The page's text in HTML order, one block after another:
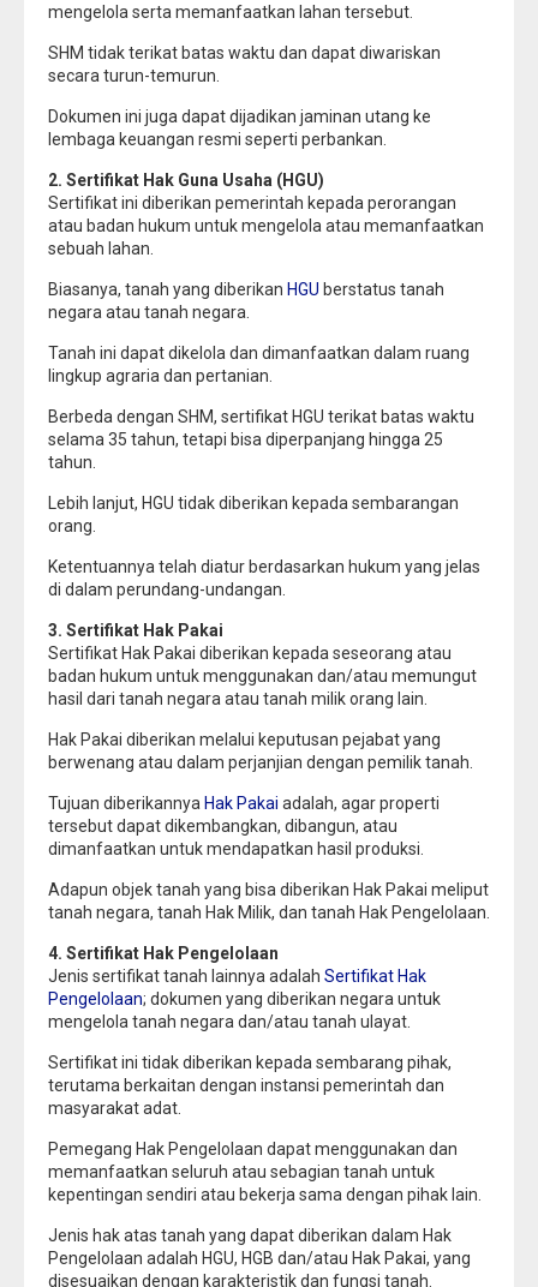
mengelola serta memanfaatkan lahan tersebut.
SHM tidak terikat batas waktu dan dapat diwariskan
secara turun-temurun.
Dokumen ini juga dapat dijadikan jaminan utang ke
lembaga keuangan resmi seperti perbankan.
2. Sertifikat Hak Guna Usaha (HGU)
Sertifikat ini diberikan pemerintah kepada perorangan
atau badan hukum untuk mengelola atau memanfaatkan
sebuah lahan.
Biasanya, tanah yang diberikan HGU berstatus tanah
negara atau tanah negara.
Tanah ini dapat dikelola dan dimanfaatkan dalam ruang
lingkup agraria dan pertanian.
Berbeda dengan SHM, sertifikat HGU terikat batas waktu
selama 35 tahun, tetapi bisa diperpanjang hingga 25
tahun.
Lebih lanjut, HGU tidak diberikan kepada sembarangan
orang.
Ketentuannya telah diatur berdasarkan hukum yang jelas
di dalam perundang-undangan.
3. Sertifikat Hak Pakai
Sertifikat Hak Pakai diberikan kepada seseorang atau
badan hukum untuk menggunakan dan/atau memungut
hasil dari tanah negara atau tanah milik orang lain.
Hak Pakai diberikan melalui keputusan pejabat yang
berwenang atau dalam perjanjian dengan pemilik tanah.
Tujuan diberikannya Hak Pakai adalah, agar properti
tersebut dapat dikembangkan, dibangun, atau
dimanfaatkan untuk mendapatkan hasil produksi.
Adapun objek tanah yang bisa diberikan Hak Pakai meliput
tanah negara, tanah Hak Milik, dan tanah Hak Pengelolaan.
4. Sertifikat Hak Pengelolaan
Jenis sertifikat tanah lainnya adalah Sertifikat Hak
Pengelolaan; dokumen yang diberikan negara untuk
mengelola tanah negara dan/atau tanah ulayat.
Sertifikat ini tidak diberikan kepada sembarang pihak,
terutama berkaitan dengan instansi pemerintah dan
masyarakat adat.
Pemegang Hak Pengelolaan dapat menggunakan dan
memanfaatkan seluruh atau sebagian tanah untuk
kepentingan sendiri atau bekerja sama dengan pihak lain.
Jenis hak atas tanah yang dapat diberikan dalam Hak
Pengelolaan adalah HGU, HGB dan/atau Hak Pakai, yang
disesuaikan dengan karakteristik dan fungsi tanah.